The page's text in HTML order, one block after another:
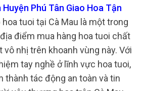
Phú Tân Giao Hoa Tận
tuoi tại Cà Mau là một trong
điểm mua hàng hoa tuoi chất
vô nhị trên khoanh vùng này. Với
tay nghề ở lĩnh vực hoa tuoi,
thành tác động an toàn và tin